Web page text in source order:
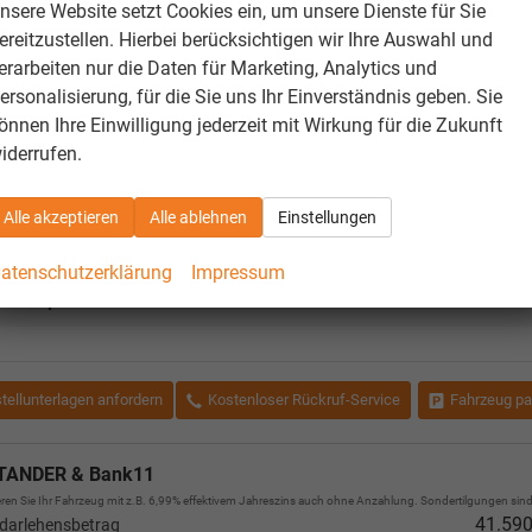
Heckklappe elektrisch öffnen und schließen (Virtual
Parksensoren vorne und hinten,
Side Assist, Stauassistent,
schwenkbar, Außenspiegelgehäuse
(DCC), Sportfahrwerk, EU-Fahrzeug mit Tageszulassung
anfordern Kostenloser Rückruf-Service Fahrzeug
& Bank11
Sie Ihr Fahrzeug mit z.B. 6,99% effektivem Jahreszins auch ohne Anzahlung. Sondertilgungen
Website setzt Cookies ein, um unsere Dienste für Sie
Hierbei berücksichtigen wir Ihre Auswahl und
nur die Daten für Marketing, Analytics und
für die Sie uns Ihr Einverständnis geben. Sie
Ihre Einwilligung jederzeit mit Wirkung für die Zukunft
Alle akzeptieren Alle ablehnen Einstellungen
Impressum